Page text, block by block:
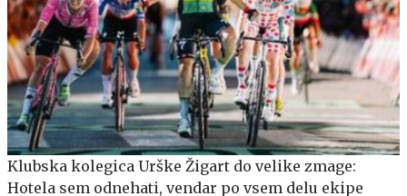
Klubska kolegica Urške Žigart do velike zmage:
Hotela sem odnehati, vendar po vsem delu ekipe